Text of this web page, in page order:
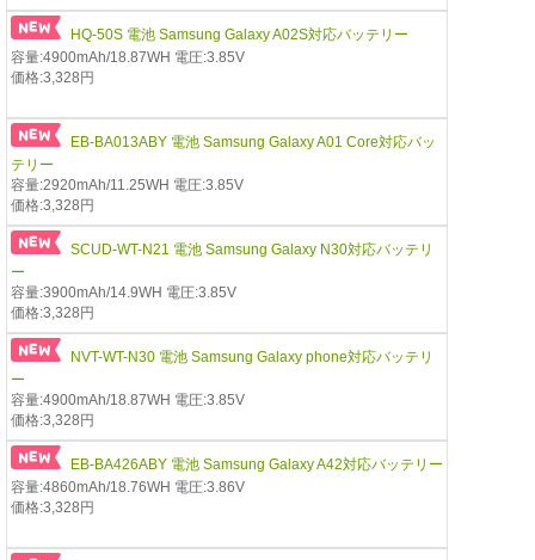
HQ-50S 電池 Samsung Galaxy A02S対応バッテリー
容量:4900mAh/18.87WH 電圧:3.85V
価格:3,328円
EB-BA013ABY 電池 Samsung Galaxy A01 Core対応バッ
テリー
容量:2920mAh/11.25WH 電圧:3.85V
価格:3,328円
SCUD-WT-N21 電池 Samsung Galaxy N30対応バッテリ
ー
容量:3900mAh/14.9WH 電圧:3.85V
価格:3,328円
NVT-WT-N30 電池 Samsung Galaxy phone対応バッテリ
ー
容量:4900mAh/18.87WH 電圧:3.85V
価格:3,328円
EB-BA426ABY 電池 Samsung Galaxy A42対応バッテリー
容量:4860mAh/18.76WH 電圧:3.86V
価格:3,328円